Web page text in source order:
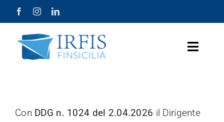
Salta
al
contenuto
Toggle
Chi Siamo
Con DDG n. 1024 del 2.04.2026 il Dirigente